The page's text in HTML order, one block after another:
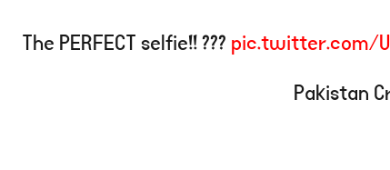
The PERFECT selfie!! ??? pic.twitter.com/